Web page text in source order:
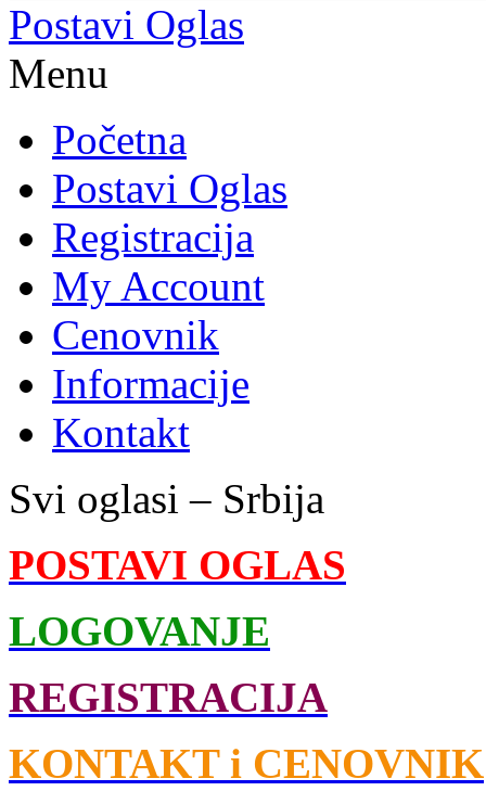
Postavi Oglas
Menu
Početna
Postavi Oglas
Registracija
My Account
Cenovnik
Informacije
Kontakt
Svi oglasi – Srbija
POSTAVI OGLAS
LOGOVANJE
REGISTRACIJA
KONTAKT i CENOVNIK